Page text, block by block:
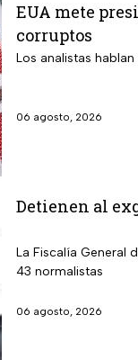
EUA mete
corruptos
Los analistas
06 agosto, 2026
Detienen al
La Fiscalía General
43 normalistas
06 agosto, 2026